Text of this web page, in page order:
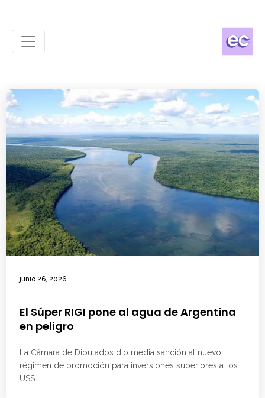
junio 26, 2026
El Súper RIGI pone al agua de Argentina
en peligro
La Cámara de Diputados dio media sanción al nuevo
régimen de promoción para inversiones superiores a los
US$